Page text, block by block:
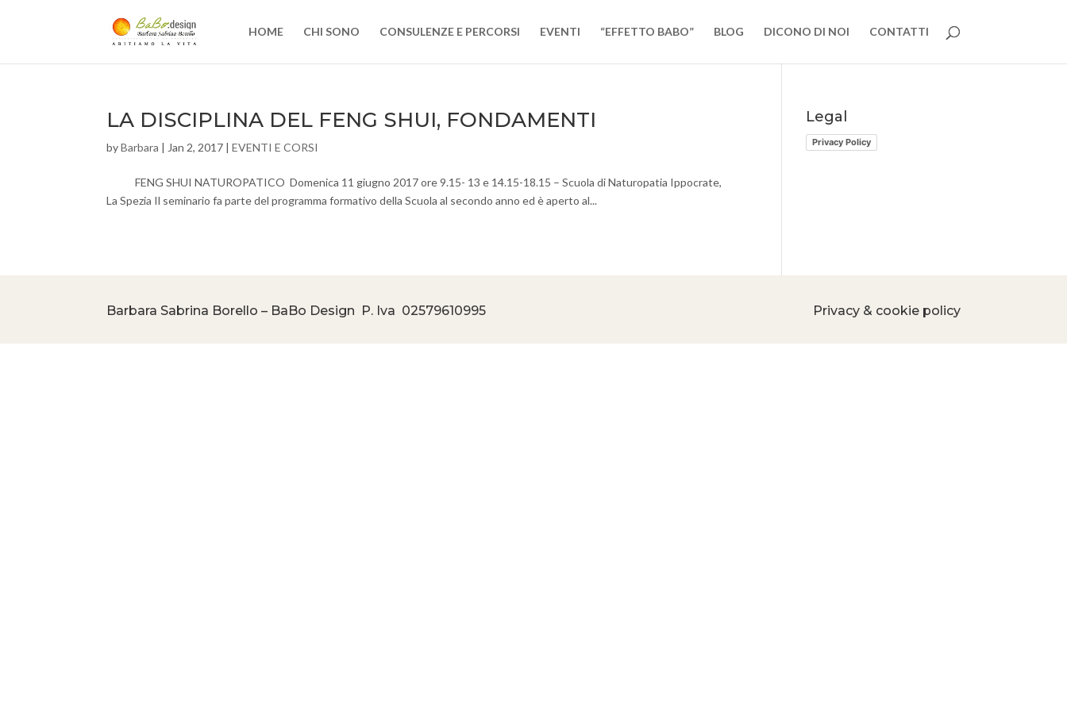
HOME CHI SONO CONSULENZE E PERCORSI EVENTI “EFFETTO BABO” BLOG DICONO DI NOI CONTATTI
LA DISCIPLINA DEL FENG SHUI, FONDAMENTI
byBarbara | Jan 2, 2017 |EVENTI E CORSI
FENG SHUI NATUROPATICO Domenica 11 giugno 2017 ore 9.15- 13 e 14.15-18.15 – Scuola di Naturopatia Ippocrate,
La Spezia Il seminario fa parte del programma formativo della Scuola al secondo anno ed è aperto al...
Legal
Privacy Policy
Barbara Sabrina Borello – BaBo Design P. Iva 02579610995 Privacy & cookie policy